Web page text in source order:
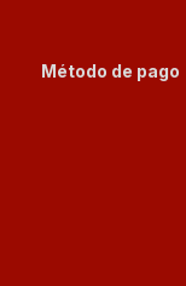
Método de pago